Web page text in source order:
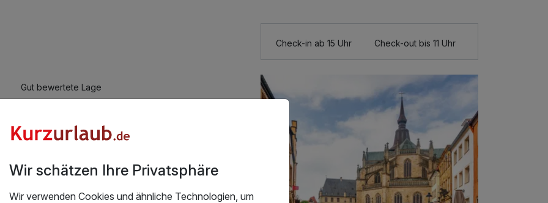
Gut bewertete Lage
Kostenloses W-LAN
Check-in ab 15 Uhr Check-out bis 11 Uhr
Wir schätzen Ihre Privatsphäre
Wir verwenden Cookies und ähnliche Technologien, um